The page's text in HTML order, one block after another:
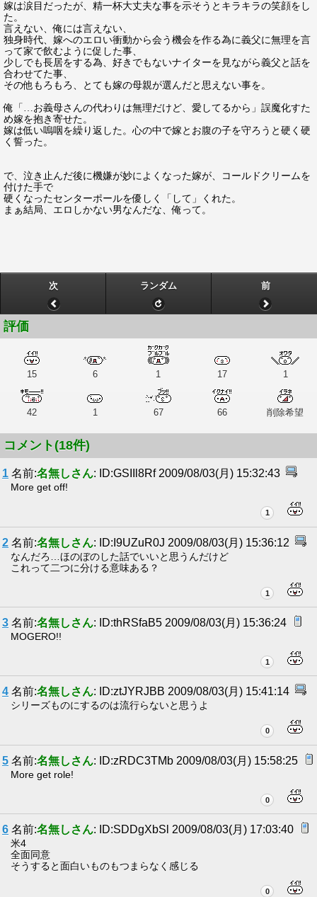
嫁は涙目だったが、精一杯大丈夫な事を示そうとキラキラの笑顔をし
た。
言えない、俺には言えない、
独身時代、嫁へのエロい衝動から会う機会を作る為に義父に無理を言
って家で飲むように促した事、
少しでも長居をする為、好きでもないナイターを見ながら義父と話を
合わせてた事、
その他もろもろ、とても嫁の母親が選んだと思えない事を。
俺「…お義母さんの代わりは無理だけど、愛してるから」誤魔化すた
め嫁を抱き寄せた。
嫁は低い嗚咽を繰り返した。心の中で嫁とお腹の子を守ろうと硬く硬
く誓った。
で、泣き止んだ後に機嫌が妙によくなった嫁が、コールドクリームを
付けた手で
硬くなったセンターポールを優しく「して」くれた。
まぁ結局、エロしかない男なんだな、俺って。
次 ランダム 前
評価
15 6 1 17 1
42 1 67 66 削除希望
コメント(18件)
1 名前:名無しさん: ID:GSIIl8Rf 2009/08/03(月) 15:32:43
More get off!
1
2 名前:名無しさん: ID:I9UZuR0J 2009/08/03(月) 15:36:12
なんだろ…ほのぼのした話でいいと思うんだけど
これって二つに分ける意味ある？
1
3 名前:名無しさん: ID:thRSfaB5 2009/08/03(月) 15:36:24
MOGERO!!
1
4 名前:名無しさん: ID:ztJYRJBB 2009/08/03(月) 15:41:14
シリーズものにするのは流行らないと思うよ
0
5 名前:名無しさん: ID:zRDC3TMb 2009/08/03(月) 15:58:25
More get role!
0
6 名前:名無しさん: ID:SDDgXbSl 2009/08/03(月) 17:03:40
米4
全面同意
そうすると面白いものもつまらなく感じる
0